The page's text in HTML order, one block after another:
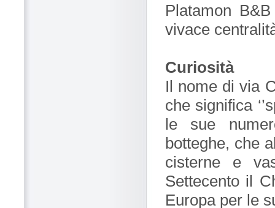
Platamon
vivace
Curiosità
Il nome di via
che significa
le sue
botteghe, che
cisterne e
Settecento il
Europa per le